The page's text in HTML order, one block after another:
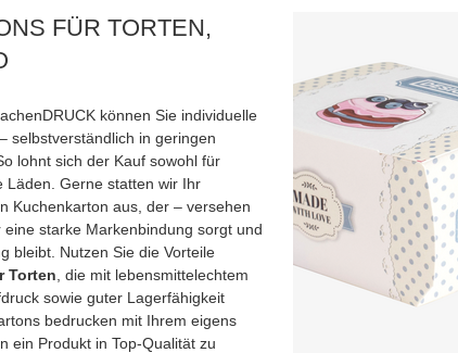
FÜR TORTEN,
können Sie individuelle
selbstverständlich in geringen
lohnt sich der Kauf sowohl für
Läden. Gerne statten wir Ihr
Kuchenkarton aus, der – versehen
starke Markenbindung sorgt und
bleibt. Nutzen Sie die Vorteile
Torten , die mit lebensmittelechtem
sowie guter Lagerfähigkeit
bedrucken mit Ihrem eigens
ein Produkt in Top-Qualität zu